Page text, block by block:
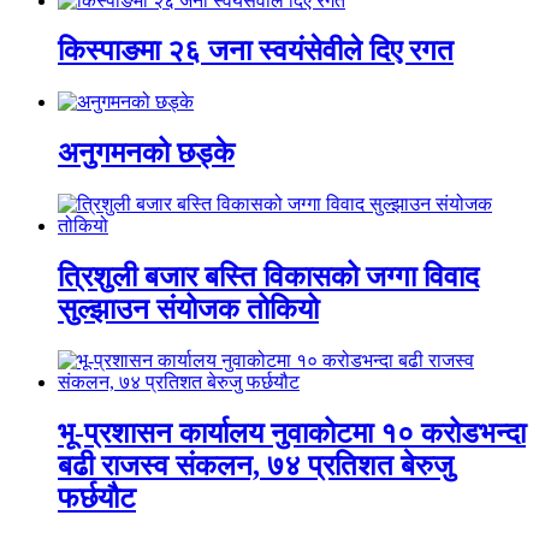
किस्पाङमा २६ जना स्वयंसेवीले दिए रगत
अनुगमनको छड्के
त्रिशुली बजार बस्ति विकासको जग्गा विवाद
सुल्झाउन संयोजक तोकियो
भू-प्रशासन कार्यालय नुवाकोटमा १० करोडभन्दा
बढी राजस्व संकलन, ७४ प्रतिशत बेरुजु
फर्छयौट